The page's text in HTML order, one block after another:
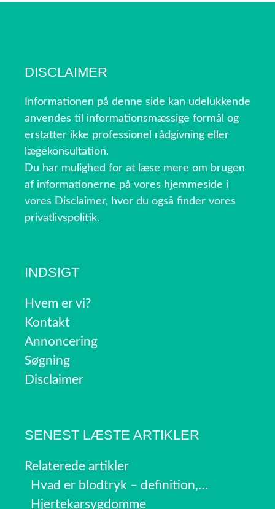
DISCLAIMER
Informationen på denne side kan udelukkende
anvendes til informationsmæssige formål og
erstatter ikke professionel rådgivning eller
lægekonsultation.
Du har mulighed for at læse mere om brugen
af informationerne på vores hjemmeside i
vores Disclaimer, hvor du også finder vores
privatlivspolitik.
INDSIGT
Hvem er vi?
Kontakt
Annoncering
Søgning
Disclaimer
SENEST LÆSTE ARTIKLER
Relaterede artikler
Hvad er blodtryk – definition,…
Hjertekarsygdomme